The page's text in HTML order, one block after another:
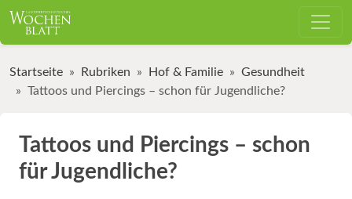
Startseite Rubriken Hof & Familie
Gesundheit
Tattoos und Piercings – schon für Jugendliche?
Tattoos und Piercings – schon
für Jugendliche?